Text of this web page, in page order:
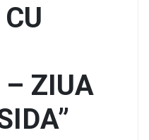
– ZIUA